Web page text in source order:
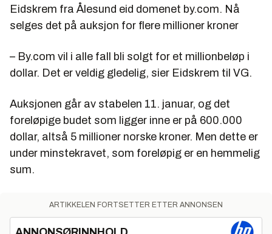
Eidskrem fra Ålesund eid domenet by.com. Nå
selges det på auksjon for flere millioner kroner
– By.com vil i alle fall bli solgt for et millionbeløp i
dollar. Det er veldig gledelig, sier Eidskrem til VG.
Auksjonen går av stabelen 11. januar, og det
foreløpige budet som ligger inne er på 600.000
dollar, altså 5 millioner norske kroner. Men dette er
under minstekravet, som foreløpig er en hemmelig
sum.
ARTIKKELEN FORTSETTER ETTER ANNONSEN